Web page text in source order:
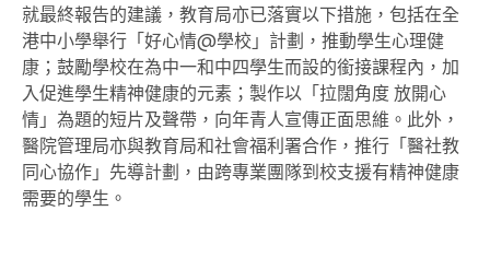
就最終報告的建議，教育局亦已落實以下措施，包括在全
港中小學舉行「好心情@學校」計劃，推動學生心理健
康；鼓勵學校在為中一和中四學生而設的銜接課程內，加
入促進學生精神健康的元素；製作以「拉闊角度 放開心
情」為題的短片及聲帶，向年青人宣傳正面思維。此外，
醫院管理局亦與教育局和社會福利署合作，推行「醫社教
同心協作」先導計劃，由跨專業團隊到校支援有精神健康
需要的學生。